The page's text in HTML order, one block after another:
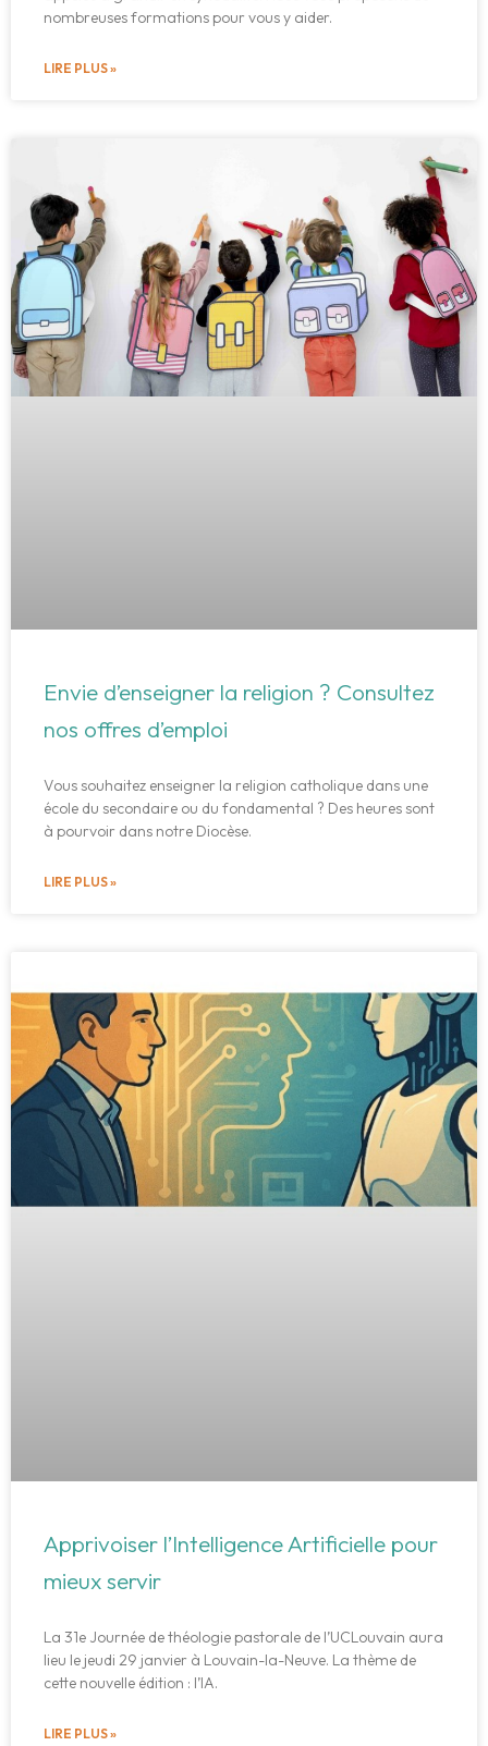
nombreuses formations pour vous y aider.
LIRE PLUS »
Envie d’enseigner la religion ? Consultez
nos offres d’emploi
Vous souhaitez enseigner la religion catholique dans une
école du secondaire ou du fondamental ? Des heures sont
à pourvoir dans notre Diocèse.
LIRE PLUS »
Apprivoiser l’Intelligence Artificielle pour
mieux servir
La 31e Journée de théologie pastorale de l’UCLouvain aura
lieu le jeudi 29 janvier à Louvain-la-Neuve. La thème de
cette nouvelle édition : l’IA.
LIRE PLUS »